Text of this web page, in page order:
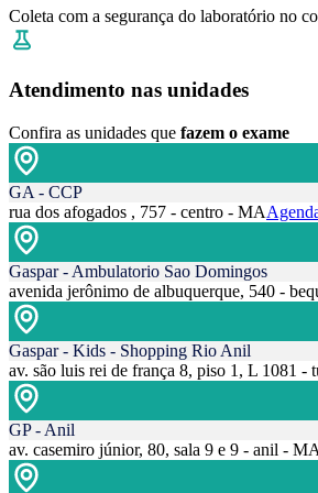
Coleta com a segurança do laboratório no
Atendimento nas unidades
Confira as unidades que fazem o exame
GA - CCP
rua dos afogados , 757 - centro - MA
Gaspar - Ambulatorio Sao Domingos
avenida jerônimo de albuquerque, 540 -
Gaspar - Kids - Shopping Rio Anil
av. são luis rei de frança 8, piso 1, L 1081 -
GP - Anil
av. casemiro júnior, 80, sala 9 e 9 - anil - MA